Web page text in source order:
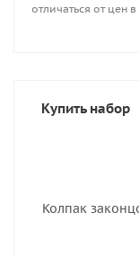
отличаться от цен
Купить набор
Колпак